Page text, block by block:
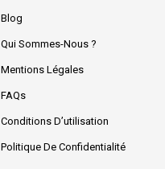
Blog
Qui Sommes-Nous ?
Mentions Légales
FAQs
Conditions D’utilisation
Politique De Confidentialité